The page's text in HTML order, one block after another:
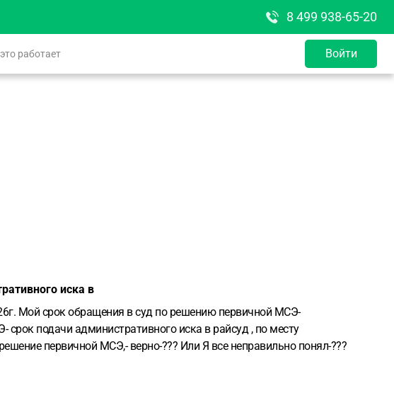
8 499 938-65-20
работает Войти
иска в
Мой срок обращения в суд по решению первичной МСЭ-
подачи административного иска в райсуд , по месту
первичной МСЭ,- верно-??? Или Я все неправильно понял-???